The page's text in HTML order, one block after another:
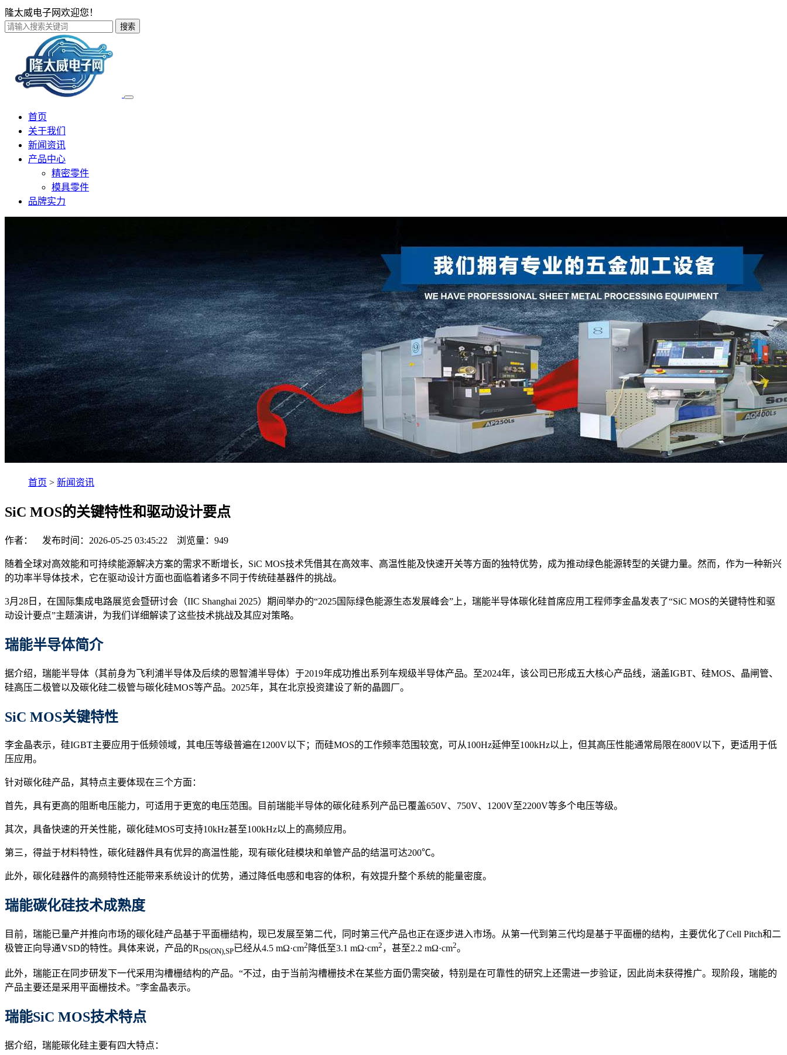
隆太威电子网欢迎您！
搜索
首页
关于我们
新闻资讯
产品中心
精密零件
模具零件
品牌实力
首页 > 新闻资讯
SiC MOS的关键特性和驱动设计要点
作者： 发布时间：2026-05-25 03:45:22 浏览量： 949
随着全球对高效能和可持续能源解决方案的需求不断增长，SiC MOS技术凭借其在高效率、高温性能及快速开关等方面的独特优势，成为推动绿色能源转型的关键力量。然而，作为一种新兴
的功率半导体技术，它在驱动设计方面也面临着诸多不同于传统硅基器件的挑战。
3月28日，在国际集成电路展览会暨研讨会（IIC Shanghai 2025）期间举办的“2025国际绿色能源生态发展峰会”上，瑞能半导体碳化硅首席应用工程师李金晶发表了“SiC MOS的关键特性和驱
动设计要点”主题演讲，为我们详细解读了这些技术挑战及其应对策略。
瑞能半导体简介
据介绍，瑞能半导体（其前身为飞利浦半导体及后续的恩智浦半导体）于2019年成功推出系列车规级半导体产品。至2024年，该公司已形成五大核心产品线，涵盖IGBT、硅MOS、晶闸管、
硅高压二极管以及碳化硅二极管与碳化硅MOS等产品。2025年，其在北京投资建设了新的晶圆厂。
SiC MOS关键特性
李金晶表示，硅IGBT主要应用于低频领域，其电压等级普遍在1200V以下；而硅MOS的工作频率范围较宽，可从100Hz延伸至100kHz以上，但其高压性能通常局限在800V以下，更适用于低
压应用。
针对碳化硅产品，其特点主要体现在三个方面：
首先，具有更高的阻断电压能力，可适用于更宽的电压范围。目前瑞能半导体的碳化硅系列产品已覆盖650V、750V、1200V至2200V等多个电压等级。
其次，具备快速的开关性能，碳化硅MOS可支持10kHz甚至100kHz以上的高频应用。
第三，得益于材料特性，碳化硅器件具有优异的高温性能，现有碳化硅模块和单管产品的结温可达200℃。
此外，碳化硅器件的高频特性还能带来系统设计的优势，通过降低电感和电容的体积，有效提升整个系统的能量密度。
瑞能碳化硅技术成熟度
目前，瑞能已量产并推向市场的碳化硅产品基于平面栅结构，现已发展至第二代，同时第三代产品也正在逐步进入市场。从第一代到第三代均是基于平面栅的结构，主要优化了Cell Pitch和二
极管正向导通VSD的特性。具体来说，产品的RDS(ON),SP已经从4.5 mΩ·cm2 降低至3.1 mΩ·cm2 ，甚至2.2 mΩ·cm2。
此外，瑞能正在同步研发下一代采用沟槽栅结构的产品。“不过，由于当前沟槽栅技术在某些方面仍需突破，特别是在可靠性的研究上还需进一步验证，因此尚未获得推广。现阶段，瑞能的
产品主要还是采用平面栅技术。”李金晶表示。
瑞能SiC MOS技术特点
据介绍，瑞能碳化硅主要有四大特点：